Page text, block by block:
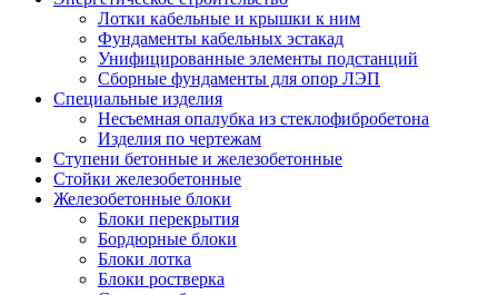
Лотки кабельные и крышки к ним
Фундаменты кабельных эстакад
Унифицированные элементы подстанций
Сборные фундаменты для опор ЛЭП
Специальные изделия
Несъемная опалубка из стеклофибробетона
Изделия по чертежам
Ступени бетонные и железобетонные
Стойки железобетонные
Железобетонные блоки
Блоки перекрытия
Бордюрные блоки
Блоки лотка
Блоки ростверка